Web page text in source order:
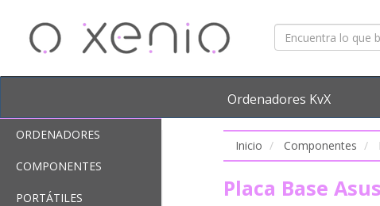
Ordenadores KvX
ORDENADORES
COMPONENTES
PORTÁTILES
Inicio Componentes
Placa Base